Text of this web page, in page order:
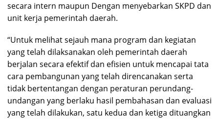
secara intern maupun Dengan menyebarkan SKPD dan
unit kerja pemerintah daerah.
“Untuk melihat sejauh mana program dan kegiatan
yang telah dilaksanakan oleh pemerintah daerah
berjalan secara efektif dan efisien untuk mencapai tata
cara pembangunan yang telah direncanakan serta
tidak bertentangan dengan peraturan perundang-
undangan yang berlaku hasil pembahasan dan evaluasi
yang telah dilakukan, satu kedua dan ketiga dituangkan